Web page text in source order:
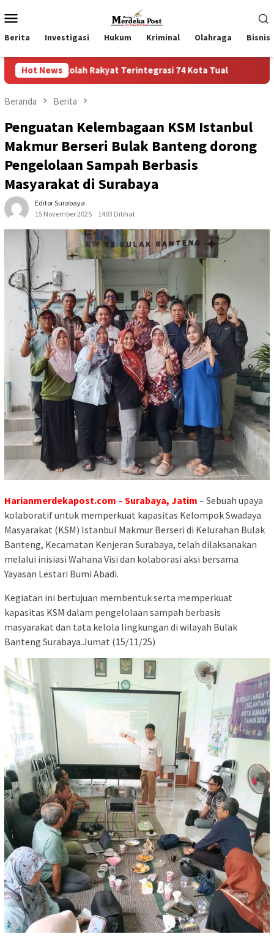
ke
kontenMobile
Berita Investigasi Hukum Kriminal Olahraga Bisnis
Hot News
Terintegrasi 74 Kota Tual Ruas Jalan Bangil –
Beranda Berita
Penguatan Kelembagaan KSM Istanbul
Makmur Berseri Bulak Banteng dorong
Pengelolaan Sampah Berbasis
Masyarakat di Surabaya
Editor Surabaya
15 November 2025
1403 Dilihat
Harianmerdekapost.com – Surabaya, Jatim – Sebuah upaya
kolaboratif untuk memperkuat kapasitas Kelompok Swadaya
Masyarakat (KSM) Istanbul Makmur Berseri di Kelurahan Bulak
Banteng, Kecamatan Kenjeran Surabaya, telah dilaksanakan
melalui inisiasi Wahana Visi dan kolaborasi aksi bersama
Yayasan Lestari Bumi Abadi.
Kegiatan ini bertujuan membentuk serta memperkuat
kapasitas KSM dalam pengelolaan sampah berbasis
masyarakat dan tata kelola lingkungan di wilayah Bulak
Banteng Surabaya.Jumat (15/11/25)